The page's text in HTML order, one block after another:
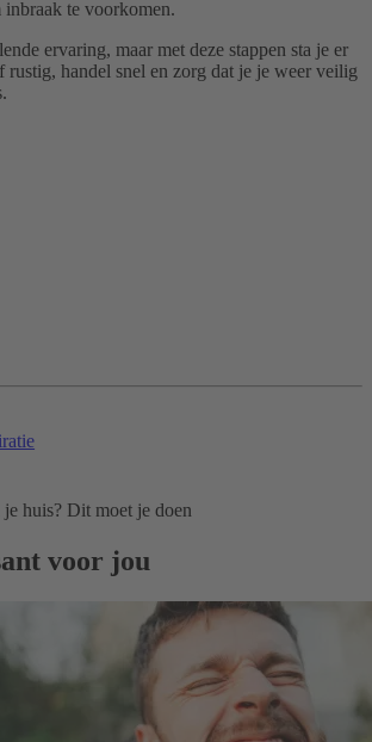
te voorkomen.
ervaring, maar met deze stappen sta je er
handel snel en zorg dat je je weer veilig
huis? Dit moet je doen
voor jou